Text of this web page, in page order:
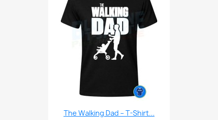
The Walking Dad – T-Shirt...